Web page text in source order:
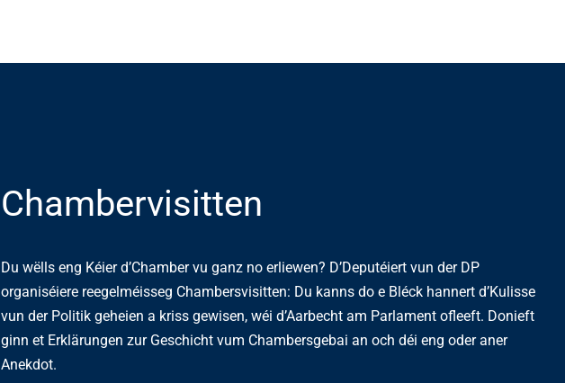
Chambervisitten
Du wëlls eng Kéier d’Chamber vu ganz no erliewen? D’Deputéiert vun der DP
organiséiere reegelméisseg Chambersvisitten: Du kanns do e Bléck hannert d’Kulisse
vun der Politik geheien a kriss gewisen, wéi d’Aarbecht am Parlament ofleeft. Donieft
ginn et Erklärungen zur Geschicht vum Chambersgebai an och déi eng oder aner
Anekdot.